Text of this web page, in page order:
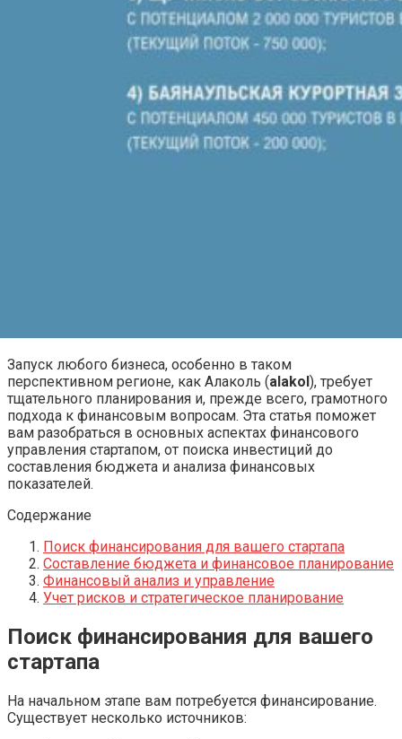
Запуск любого бизнеса, особенно в таком
перспективном регионе, как Алаколь (alakol), требует
тщательного планирования и, прежде всего, грамотного
подхода к финансовым вопросам. Эта статья поможет
вам разобраться в основных аспектах финансового
управления стартапом, от поиска инвестиций до
составления бюджета и анализа финансовых
показателей.
Содержание
Поиск финансирования для вашего стартапа
Составление бюджета и финансовое планирование
Финансовый анализ и управление
Учет рисков и стратегическое планирование
Поиск финансирования для вашего
стартапа
На начальном этапе вам потребуется финансирование.
Существует несколько источников: